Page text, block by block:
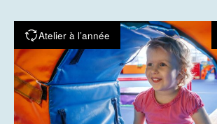
Atelier à l’année